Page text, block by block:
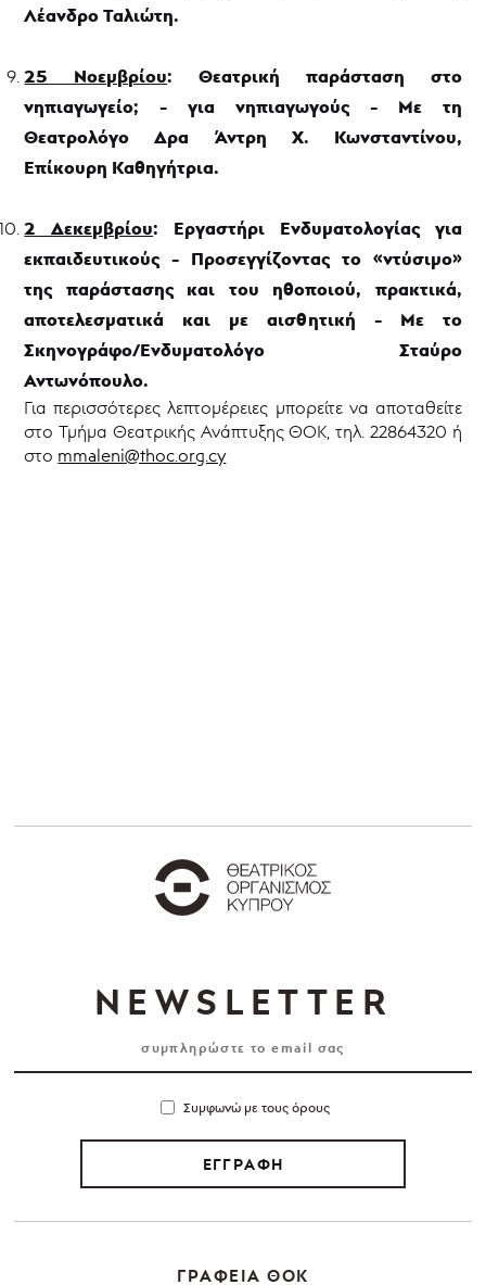
Λέανδρο Ταλιώτη.
25 Νοεμβρίου: Θεατρική παράσταση στο
νηπιαγωγείο; - για νηπιαγωγούς - Με τη
Θεατρολόγο Δρα Άντρη Χ. Κωνσταντίνου,
Επίκουρη Καθηγήτρια.
2 Δεκεμβρίου: Εργαστήρι Ενδυματολογίας για
εκπαιδευτικούς - Προσεγγίζοντας το «ντύσιμο»
της παράστασης και του ηθοποιού, πρακτικά,
αποτελεσματικά και με αισθητική - Με το
Σκηνογράφο/Ενδυματολόγο Σταύρο
Αντωνόπουλο.
Για περισσότερες λεπτομέρειες μπορείτε να αποταθείτε
στο Τμήμα Θεατρικής Ανάπτυξης ΘΟΚ, τηλ. 22864320 ή
στο mmaleni@thoc.org.cy
NEWSLETTER
Συμφωνώ με τους όρους
ΕΓΓΡΑΦΗ
ΓΡΑΦΕΙΑ ΘΟΚ